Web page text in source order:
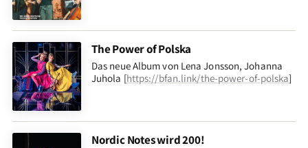
The Power of Polska
Das neue Album von Lena Jonsson, Johanna
Juhola [https://bfan.link/the-power-of-polska]
Nordic Notes wird 200!